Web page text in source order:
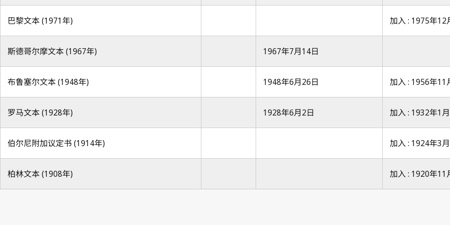
巴黎文本 (1971年) 加入 : 1975年12
斯德哥尔摩文本 (1967年) 1967年7月14日
布鲁塞尔文本 (1948年) 1948年6月26日 加入 : 1956年11
罗马文本 (1928年) 1928年6月2日 加入 : 1932年1
伯尔尼附加议定书 (1914年) 加入 : 1924年3
柏林文本 (1908年) 加入 : 1920年11